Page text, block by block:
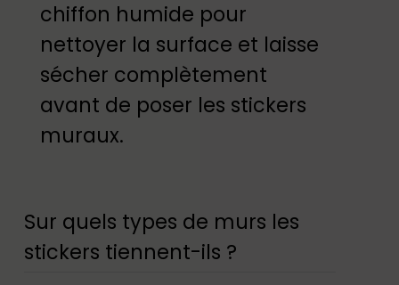
chiffon humide pour
nettoyer la surface et laisse
sécher complètement
avant de poser les stickers
muraux.
Sur quels types de murs les
stickers tiennent-ils ?